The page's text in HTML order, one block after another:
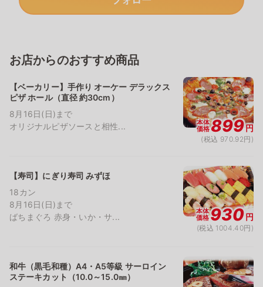
お店からのおすすめ商品
【ベーカリー】手作り オーケー デラックス
ピザ ホール（直径 約30cm）
8月16日(日)まで
オリジナルピザソースと相性...
本体
価格899円
(税込 970.92円)
【寿司】にぎり寿司 みずほ
18カン
8月16日(日)まで
ばちまぐろ 赤身・いか・サ...
本体
価格930円
(税込 1004.40円)
和牛（黒毛和種）A4・A5等級 サーロイン
ステーキカット（10.0～15.0㎜）